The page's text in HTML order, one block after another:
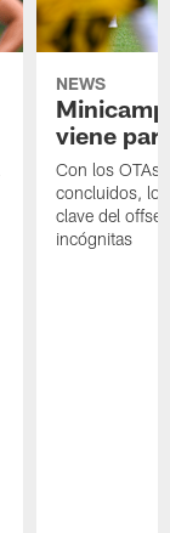
NEWS
viene
Con los OTAs
concluidos,
clave del
incógnitas